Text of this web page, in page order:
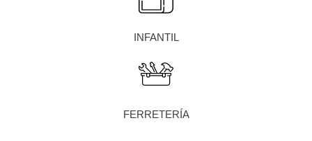
INFANTIL
FERRETERÍA